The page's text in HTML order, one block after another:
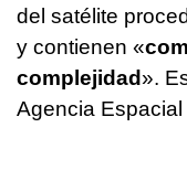
del satélite
y contienen «
complejidad».
Agencia